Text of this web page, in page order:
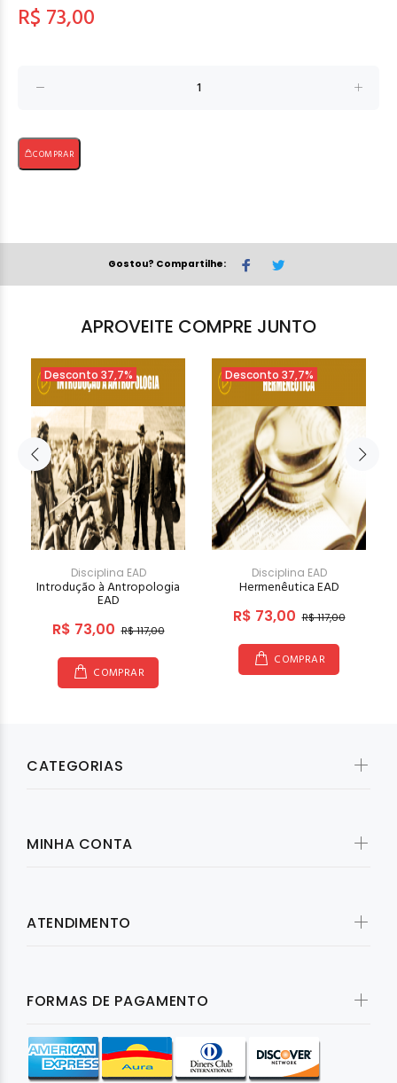
R$ 73,00
COMPRAR
Gostou? Compartilhe:
APROVEITE COMPRE JUNTO
Desconto 37,7%
Disciplina EAD
Introdução à Antropologia
EAD
R$ 73,00 R$ 117,00
COMPRAR
Desconto 37,7%
Disciplina EAD
Hermenêutica EAD
R$ 73,00 R$ 117,00
COMPRAR
CATEGORIAS
MINHA CONTA
ATENDIMENTO
FORMAS DE PAGAMENTO